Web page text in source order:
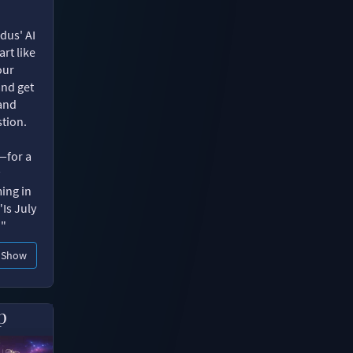
AI
like
get
a
in
July
Show